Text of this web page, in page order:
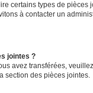
certains types de pièces
à contacter un
jointes ?
avez transférées,
section des pièces jointes.